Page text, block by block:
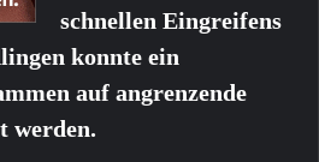
schnellen Eingreifens
konnte ein
auf angrenzende
werden.